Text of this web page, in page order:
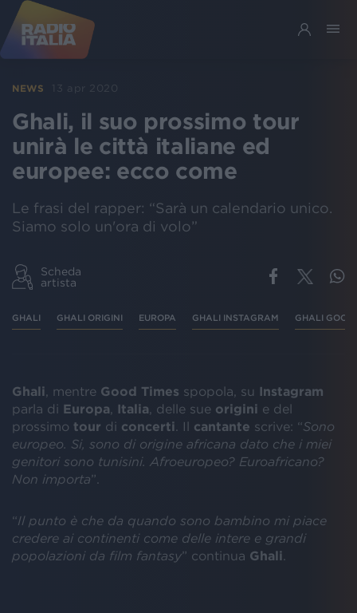
NEWS 13 apr 2020
Ghali, il suo prossimo tour
unirà le città italiane ed
europee: ecco come
Le frasi del rapper: “Sarà un calendario unico.
Siamo solo un'ora di volo”
Scheda
artista
GHALI GHALI ORIGINI EUROPA GHALI INSTAGRAM GHALI GOOD
Ghali , mentre Good Times spopola, su Instagram
parla di Europa Italia , delle sue origini e del
prossimo tour di concerti . Il cantante scrive: “Sono
europeo. Si, sono di origine africana dato che i miei
genitori sono tunisini. Afroeuropeo? Euroafricano?
Non importa”.
“Il punto è che da quando sono bambino mi piace
credere ai continenti come delle intere e grandi
popolazioni da film fantasy” continua Ghali